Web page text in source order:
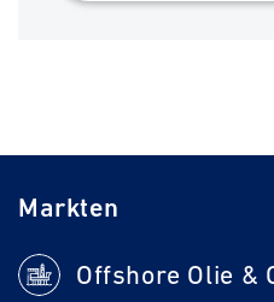
Markten
Offshore Olie &